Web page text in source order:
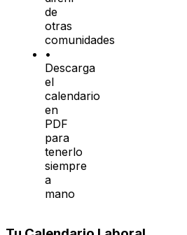
de
otras
comunidades
•
Descarga
el
calendario
en
PDF
para
tenerlo
siempre
a
mano